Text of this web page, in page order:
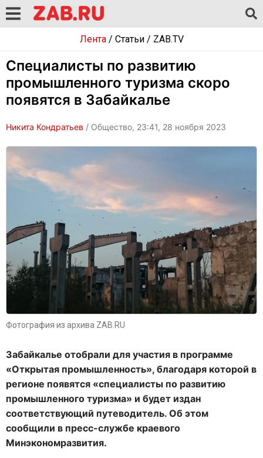
Лента/ Статьи/ ZAB.TV
Специалисты по развитию
промышленного туризма скоро
появятся в Забайкалье
Никита Кондратьев / Общество, 23:41, 28 ноября 2023
Фотография из архива ZAB.RU
Забайкалье отобрали для участия в программе
«Открытая промышленность», благодаря которой в
регионе появятся «специалисты по развитию
промышленного туризма» и будет издан
соответствующий путеводитель. Об этом
сообщили в пресс-службе краевого
Минэкономразвития.